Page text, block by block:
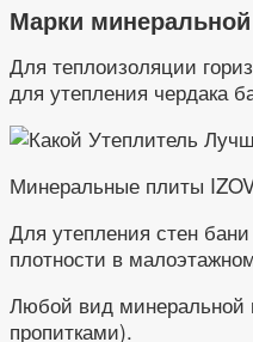
Марки
Для теплоизоляции
для утепления чердака
Минеральные плиты
Для утепления стен
плотности в
Любой вид минеральной
пропитками).